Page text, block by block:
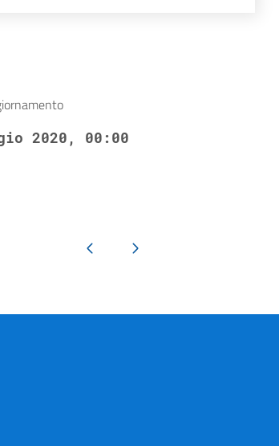
2020, 00:00
Pagina precedentePagina successiva